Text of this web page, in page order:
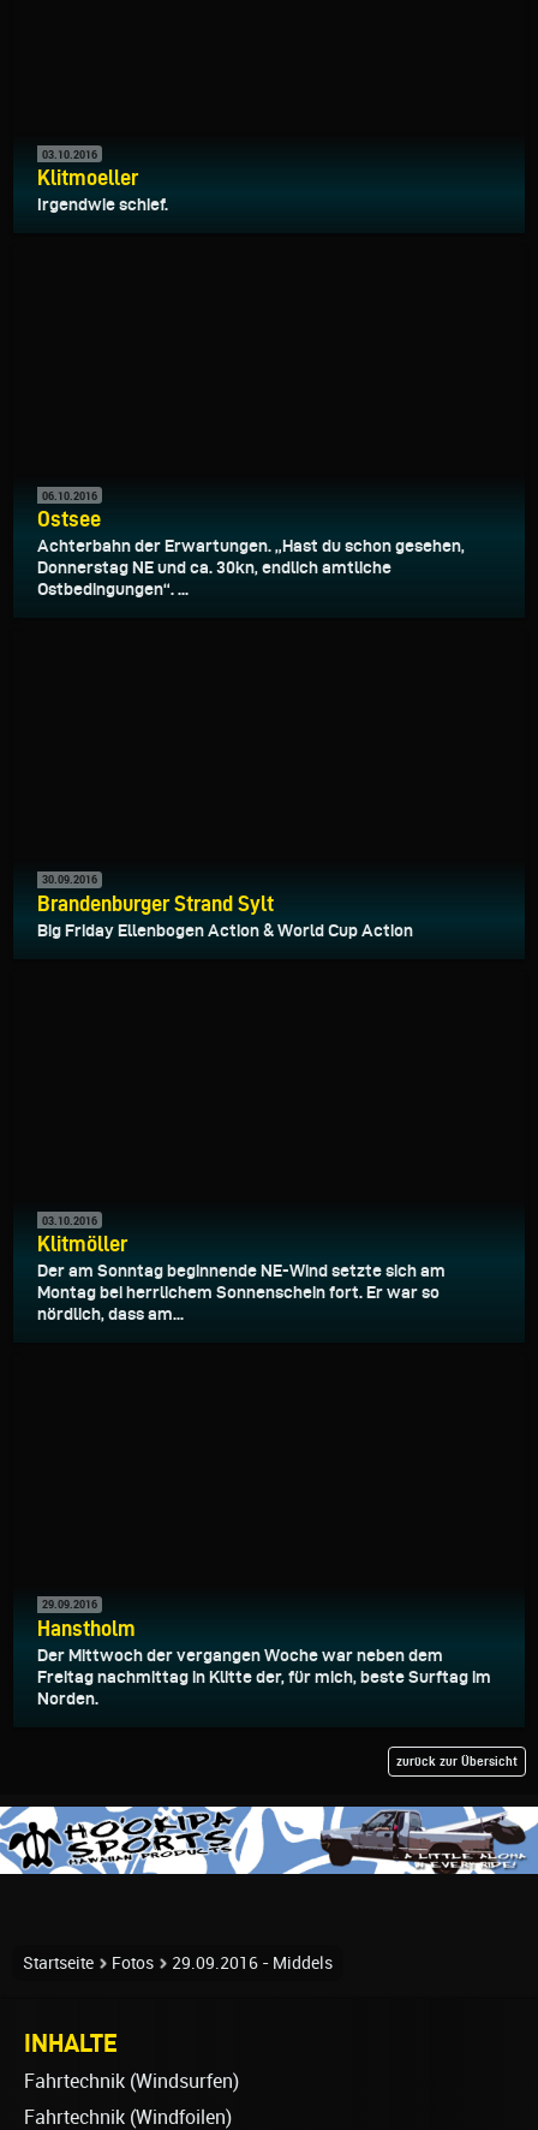
03.10.2016
Klitmoeller
Irgendwie schief.
06.10.2016
Ostsee
Achterbahn der Erwartungen. „Hast du schon gesehen,
Donnerstag NE und ca. 30kn, endlich amtliche
Ostbedingungen“. ...
30.09.2016
Brandenburger Strand Sylt
Big Friday Ellenbogen Action & World Cup Action
03.10.2016
Klitmöller
Der am Sonntag beginnende NE-Wind setzte sich am
Montag bei herrlichem Sonnenschein fort. Er war so
nördlich, dass am...
29.09.2016
Hanstholm
Der Mittwoch der vergangen Woche war neben dem
Freitag nachmittag in Klitte der, für mich, beste Surftag im
Norden.
zurück zur Übersicht
Startseite Fotos 29.09.2016 - Middels
INHALTE
Fahrtechnik (Windsurfen)
Fahrtechnik (Windfoilen)